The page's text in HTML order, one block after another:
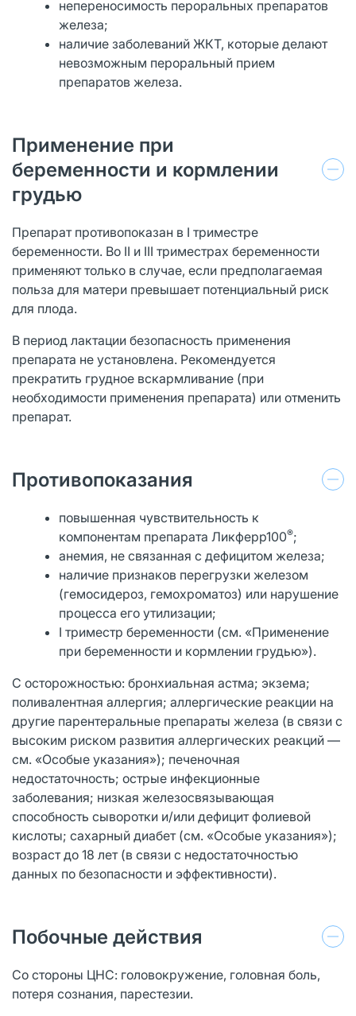
непереносимость пероральных препаратов
железа;
наличие заболеваний ЖКТ, которые делают
невозможным пероральный прием
препаратов железа.
Применение при
беременности и кормлении
грудью
Препарат противопоказан в I триместре
беременности. Во II и III триместрах беременности
применяют только в случае, если предполагаемая
польза для матери превышает потенциальный риск
для плода.
В период лактации безопасность применения
препарата не установлена. Рекомендуется
прекратить грудное вскармливание (при
необходимости применения препарата) или отменить
препарат.
Противопоказания
повышенная чувствительность к
компонентам препарата Ликферр100®;
анемия, не связанная с дефицитом железа;
наличие признаков перегрузки железом
(гемосидероз, гемохроматоз) или нарушение
процесса его утилизации;
I триместр беременности (см. «Применение
при беременности и кормлении грудью»).
С осторожностью: бронхиальная астма; экзема;
поливалентная аллергия; аллергические реакции на
другие парентеральные препараты железа (в связи с
высоким риском развития аллергических реакций —
см. «Особые указания»); печеночная
недостаточность; острые инфекционные
заболевания; низкая железосвязывающая
способность сыворотки и/или дефицит фолиевой
кислоты; сахарный диабет (см. «Особые указания»);
возраст до 18 лет (в связи с недостаточностью
данных по безопасности и эффективности).
Побочные действия
Со стороны ЦНС: головокружение, головная боль,
потеря сознания, парестезии.